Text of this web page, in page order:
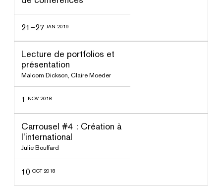
21–27 JAN 2019
Lecture de portfolios et
présentation
Malcom Dickson,Claire Moeder
1 NOV 2018
Carrousel #4 : Création à
l’international
Julie Bouffard
10 OCT 2018